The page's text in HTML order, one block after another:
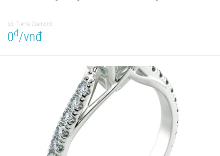
bởi Tierra Diamond
0đ/vnđ